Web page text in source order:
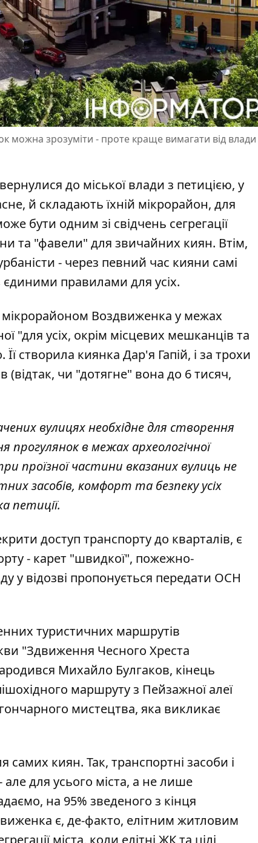
можна зрозуміти - проте краще вимагати від влади
до міської влади з петицією, у
й складають їхній мікрорайон, для
бути одним зі свідчень сегрегації
та "фавели" для звичайних киян. Втім,
- через певний час кияни самі
єдиними правилами для усіх.
мікрорайоном Воздвиженка у межах
"для усіх, окрім місцевих мешканців та
створила киянка Дар'я Гапій, і за трохи
(відтак, чи "дотягне" вона до 6 тисяч,
вулицях необхідне для створення
прогулянок в межах археологічної
проїзної частини вказаних вулиць не
засобів, комфорт та безпеку усіх
петиції.
доступ транспорту до кварталів, є
- карет "швидкої", пожежно-
у відозві пропонується передати ОСН
туристичних маршрутів
"Здвиження Чесного Хреста
Михайло Булгаков, кінець
маршруту з Пейзажної алеї
мистецтва, яка викликає
киян. Так, транспортні засоби і
для усього міста, а не лише
на 95% зведеного з кінця
є, де-факто, елітним житловим